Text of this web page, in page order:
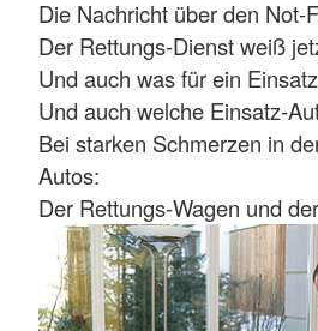
Die Nachricht über den Not-
Der Rettungs-Dienst weiß
Und auch was für ein
Und auch welche Einsatz-
Bei starken Schmerzen in
Autos:
Der Rettungs-Wagen und